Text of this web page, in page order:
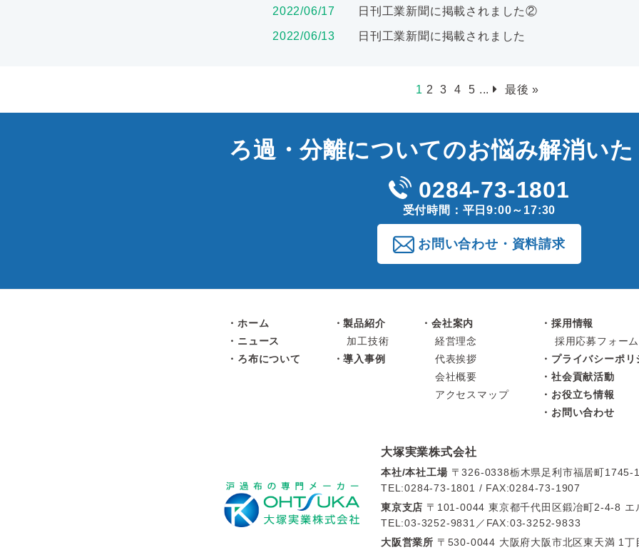
2022/06/17 日刊工業新聞に掲載されました②
2022/06/13 日刊工業新聞に掲載されました
1 2 3 4 5 ... 最後 »
ろ過・分離についてのお悩み解消い
0284-73-1801
受付時間：平日9:00～17:30
お問い合わせ・資料請求
ホーム
ニュース
ろ布について
製品紹介
加工技術
導入事例
会社案内
経営理念
代表挨拶
会社概要
アクセスマップ
採用情報
採用応募フォーム
プライバシーポリ
社会貢献活動
お役立ち情報
お問い合わせ
大塚実業株式会社
本社/本社工場 〒326-0338栃木県足利市福居町1745-
TEL:0284-73-1801 / FAX:0284-73-1907
東京支店 〒101-0044 東京都千代田区鍛冶町2-4-8 エ
TEL:03-3252-9831／FAX:03-3252-9833
大阪営業所 〒530-0044 大阪府大阪市北区東天満 1